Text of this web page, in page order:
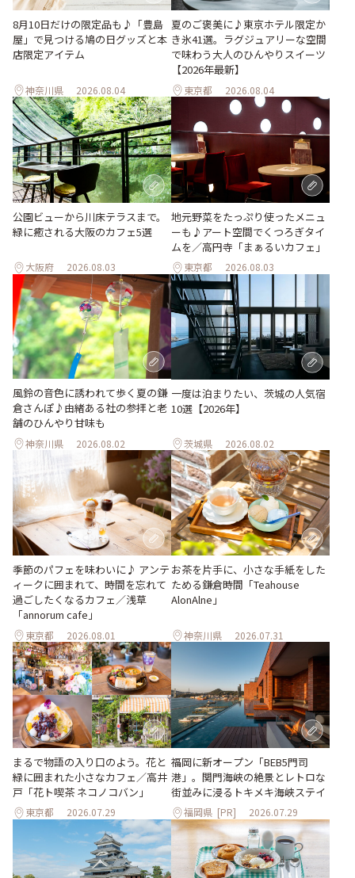
8月10日だけの限定品も♪「豊島
屋」で見つける鳩の日グッズと本
店限定アイテム
神奈川県 2026.08.04
夏のご褒美に♪東京ホテル限定か
き氷41選。ラグジュアリーな空間
で味わう大人のひんやりスイーツ
【2026年最新】
東京都 2026.08.04
公園ビューから川床テラスまで。
緑に癒される大阪のカフェ5選
大阪府 2026.08.03
地元野菜をたっぷり使ったメニュ
ーも♪アート空間でくつろぎタイ
ムを／高円寺「まぁるいカフェ」
東京都 2026.08.03
風鈴の音色に誘われて歩く夏の鎌
倉さんぽ♪由緒ある社の参拝と老
舗のひんやり甘味も
神奈川県 2026.08.02
一度は泊まりたい、茨城の人気宿
10選【2026年】
茨城県 2026.08.02
季節のパフェを味わいに♪ アンテ
ィークに囲まれて、時間を忘れて
過ごしたくなるカフェ／浅草
「annorum cafe」
東京都 2026.08.01
お茶を片手に、小さな手紙をした
ためる鎌倉時間「Teahouse
AlonAlne」
神奈川県 2026.07.31
まるで物語の入り口のよう。花と
緑に囲まれた小さなカフェ／高井
戸「花ト喫茶 ネコノコバン」
東京都 2026.07.29
福岡に新オープン「BEB5門司
港」。関門海峡の絶景とレトロな
街並みに浸るトキメキ海峡ステイ
福岡県 [PR] 2026.07.29